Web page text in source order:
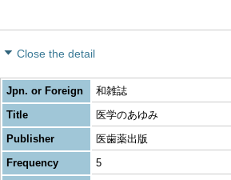
Close the detail
Jpn. or Foreign
和雑誌
Title
医学のあゆみ
Publisher
医歯薬出版
Frequency
5